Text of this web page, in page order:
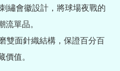
繡會徽設計，將球場夜戰的
流單品。
雙面針織結構，保證百分百
價值。